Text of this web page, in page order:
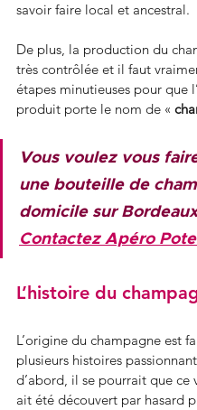
savoir faire local et ancestral.
De plus, la production du
très contrôlée et il faut
étapes minutieuses pour que
produit porte le nom de «
Vous voulez vous
une bouteille de
domicile sur
Contactez Apéro
L’histoire du
L’origine du champagne est
plusieurs histoires
d’abord, il se pourrait que ce
ait été découvert par hasard